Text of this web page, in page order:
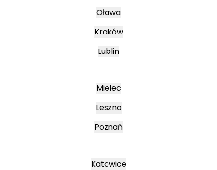
Oława
Kraków
Lublin
Mielec
Leszno
Poznań
Katowice